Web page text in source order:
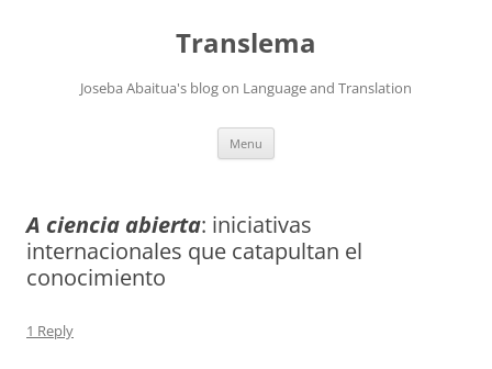
Translema
Joseba Abaitua's blog on Language and Translation
Menu
A ciencia abierta: iniciativas
internacionales que catapultan el
conocimiento
1 Reply